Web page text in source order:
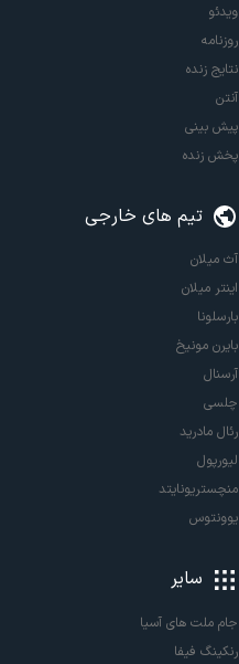
ویدئو
روزنامه
نتایج زنده
آنتن
پیش بینی
پخش زنده
تیم های خارجی
آث میلان
اینتر میلان
بارسلونا
بایرن مونیخ
آرسنال
چلسی
رئال مادرید
لیورپول
منچستریونایتد
یوونتوس
سایر
جام ملت های آسیا
رنکینگ فیفا